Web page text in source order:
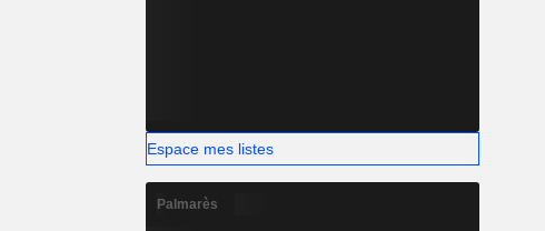
Espace mes listes
Palmarès